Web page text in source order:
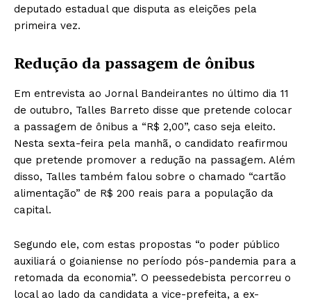
deputado estadual que disputa as eleições pela
primeira vez.
Redução da passagem de ônibus
Em entrevista ao Jornal Bandeirantes no último dia 11
de outubro, Talles Barreto disse que pretende colocar
a passagem de ônibus a “R$ 2,00”, caso seja eleito.
Nesta sexta-feira pela manhã, o candidato reafirmou
que pretende promover a redução na passagem. Além
disso, Talles também falou sobre o chamado “cartão
alimentação” de R$ 200 reais para a população da
capital.
Segundo ele, com estas propostas “o poder público
auxiliará o goianiense no período pós-pandemia para a
retomada da economia”. O peessedebista percorreu o
local ao lado da candidata a vice-prefeita, a ex-